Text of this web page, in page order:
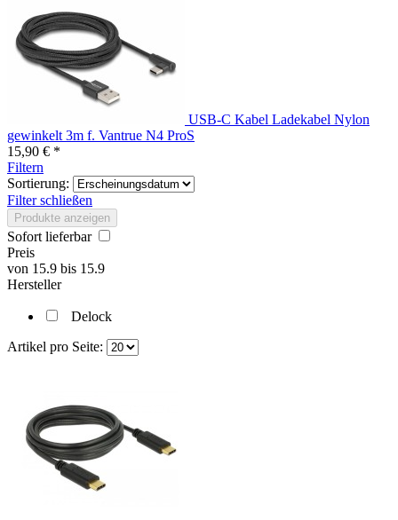
USB-C Kabel Ladekabel Nylon
gewinkelt 3m f. Vantrue N4 ProS
15,90 € *
Filtern
Sortierung:
Filter schließen
Produkte anzeigen
Sofort lieferbar
Preis
von 15.9 bis 15.9
Hersteller
Delock
Artikel pro Seite: